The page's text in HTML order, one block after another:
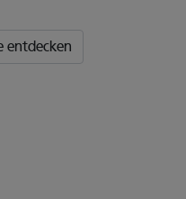
entdecken